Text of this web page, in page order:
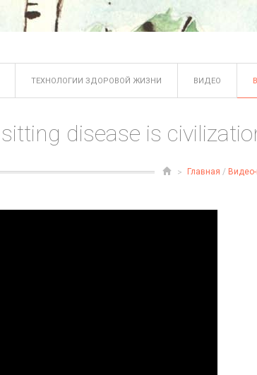
ТЕХНОЛОГИИ ЗДОРОВОЙ ЖИЗНИ ВИДЕО
disease is
Главная /